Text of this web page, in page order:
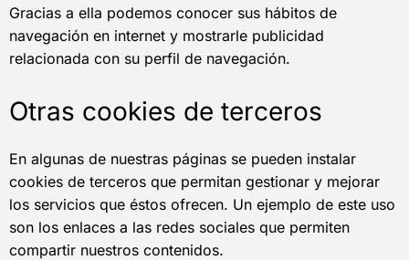
Gracias a ella podemos conocer sus hábitos de
navegación en internet y mostrarle publicidad
relacionada con su perfil de navegación.
Otras cookies de terceros
En algunas de nuestras páginas se pueden instalar
cookies de terceros que permitan gestionar y mejorar
los servicios que éstos ofrecen. Un ejemplo de este uso
son los enlaces a las redes sociales que permiten
compartir nuestros contenidos.